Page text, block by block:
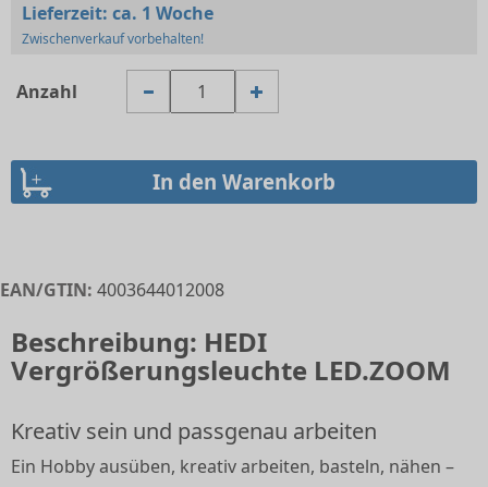
Lieferzeit: ca. 1 Woche
Zwischenverkauf vorbehalten!
Anzahl
EAN/GTIN: 4003644012008
Beschreibung: HEDI
Vergrößerungsleuchte LED.ZOOM
Kreativ sein und passgenau arbeiten
Ein Hobby ausüben, kreativ arbeiten, basteln, nähen –